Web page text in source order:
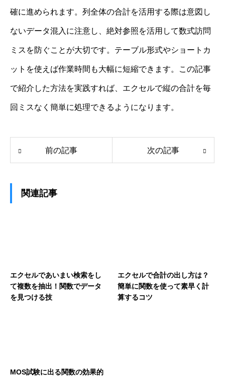
確に進められます。列全体の合計を活用する際は意図し
ないデータ混入に注意し、絶対参照を活用して数式訪問
ミスを防ぐことが大切です。テーブル形式やショートカ
ットを使えば作業時間も大幅に短縮できます。この記事
で紹介した方法を実践すれば、エクセルで縦の合計を毎
回ミスなく簡単に処理できるようになります。
前の記事 次の記事
関連記事
エクセルであいまい検索をし
て複数を抽出！関数でデータ
を見つける技
エクセルで合計の出し方は？
簡単に関数を使って素早く計
算するコツ
MOS試験に出る関数の効果的